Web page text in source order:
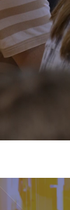
Biglietti
Immagine